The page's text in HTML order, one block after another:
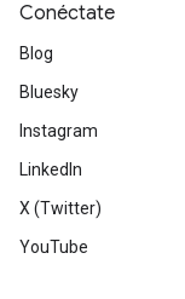
Conéctate
Blog
Bluesky
Instagram
LinkedIn
X (Twitter)
YouTube